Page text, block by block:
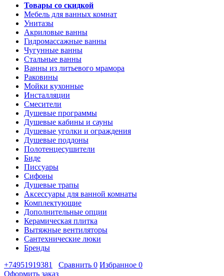
Товары со скидкой
Мебель для ванных комнат
Унитазы
Акриловые ванны
Гидромассажные ванны
Чугунные ванны
Стальные ванны
Ванны из литьевого мрамора
Раковины
Мойки кухонные
Инсталляции
Смесители
Душевые программы
Душевые кабины и сауны
Душевые уголки и ограждения
Душевые поддоны
Полотенцесушители
Биде
Писсуары
Сифоны
Душевые трапы
Аксессуары для ванной комнаты
Комплектующие
Дополнительные опции
Керамическая плитка
Вытяжные вентиляторы
Сантехнические люки
Бренды
+74951919381
Сравнить 0 Избранное 0
Оформить заказ